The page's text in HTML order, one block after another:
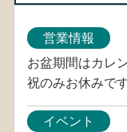
営業情報
お盆期間はカレ
祝のみお休みです
イベント